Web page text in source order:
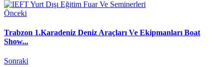
Önceki
Trabzon 1.Karadeniz Deniz Araçları Ve Ekipmanları Boat
Show...
Sonraki